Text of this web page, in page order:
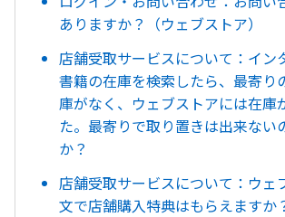
ありますか？（ウェブストア）
店舗受取サービスについて：イン
書籍の在庫を検索したら、最寄り
庫がなく、ウェブストアには在庫
た。最寄りで取り置きは出来ない
か？
店舗受取サービスについて：ウェ
文で店舗購入特典はもらえますか